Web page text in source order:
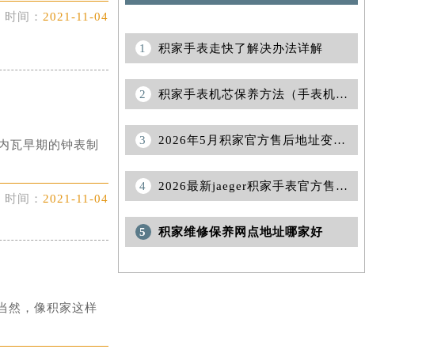
时间： 2021-11-04
早期的钟表制
时间： 2021-11-04
，像积家这样
1 积家手表走快了解决办法详解
2 积家手表机芯保养方法（手表机芯正确保养方法）
3 2026年5月积家官方售后地址变动及新店开幕完整通知
4 2026最新jaeger积家手表官方售后保养服务中心地址调研报告
5 积家维修保养网点地址哪家好